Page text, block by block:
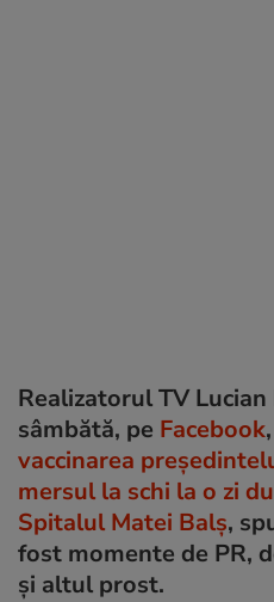
Realizatorul TV
sâmbătă, pe Facebook
vaccinarea
mersul la schi la o zi
Spitalul Matei Balș,
fost momente de PR,
și altul prost.